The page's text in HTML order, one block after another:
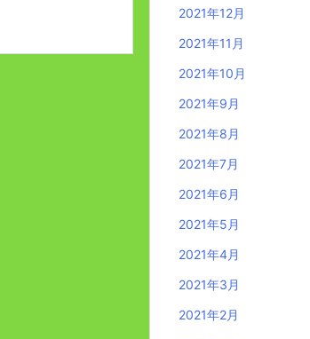
2021年12月
2021年11月
2021年10月
2021年9月
2021年8月
2021年7月
2021年6月
2021年5月
2021年4月
2021年3月
2021年2月